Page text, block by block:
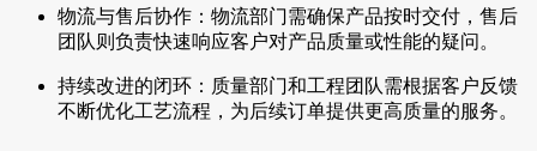
物流与售后协作：物流部门需确保产品按时交付，售后
团队则负责快速响应客户对产品质量或性能的疑问。
持续改进的闭环：质量部门和工程团队需根据客户反馈
不断优化工艺流程，为后续订单提供更高质量的服务。